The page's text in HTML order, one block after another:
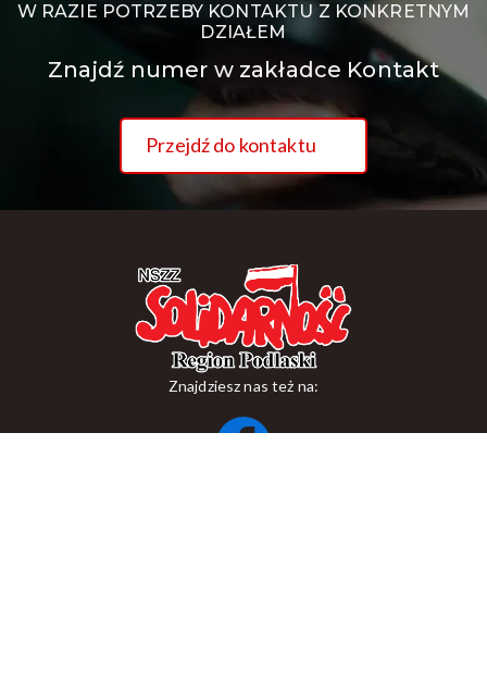
W RAZIE POTRZEBY KONTAKTU Z KONKRETNYM
DZIAŁEM
Znajdź numer w zakładce Kontakt
Przejdź do kontaktu
Znajdziesz nas też na: